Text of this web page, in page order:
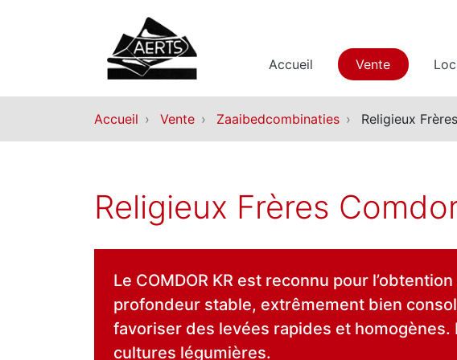
Accueil Vente
Accueil Vente Zaaibedcombinaties Religieux
Religieux Frères
Le COMDOR KR est reconnu pour
profondeur stable, extrêmement bien
favoriser des levées rapides et homogènes.
cultures légumières.